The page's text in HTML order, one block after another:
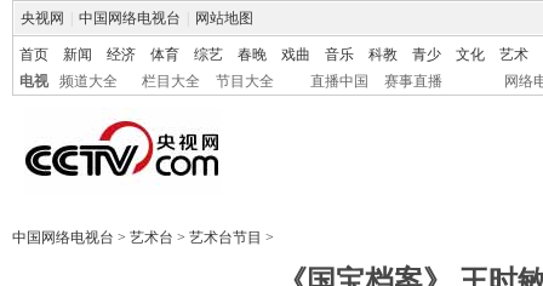
央视网 中国网络电视台 网站地图
首页 新闻 经济 体育 综艺 春晚 戏曲 音乐 科教 青少 文化
艺术
电视
频道大全 栏目大全 节目大全 直播中国 赛事直播 网络
中国网络电视台 > 艺术台 > 艺术台节目 >